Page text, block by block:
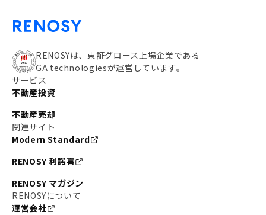
RENOSYは、東証グロース上場企業である
GA technologiesが運営しています。
サービス
不動産投資
不動産売却
関連サイト
Modern Standard
RENOSY 利諾喜
RENOSY マガジン
RENOSYについて
運営会社